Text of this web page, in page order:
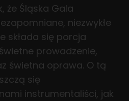
że Śląska Gala
niezwykłe
składa się porcja
prowadzenie,
świetna oprawa. O tą
się
instrumentaliści, jak